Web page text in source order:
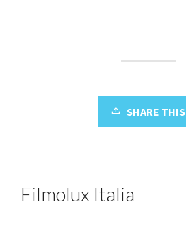
SHARE THIS
Filmolux Italia